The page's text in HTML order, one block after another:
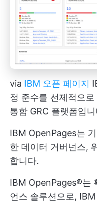
via IBM 오픈 페이지
정 준수를 선제적으
통합 GRC 플랫폼입
IBM OpenPages는
한 데이터 거버넌스,
합니다.
IBM OpenPages®는
언스 솔루션으로,